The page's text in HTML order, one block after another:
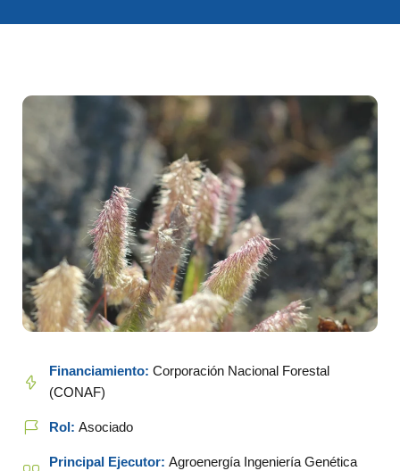
Financiamiento: Corporación Nacional Forestal
(CONAF)
Rol: Asociado
Principal Ejecutor: Agroenergía Ingeniería Genética